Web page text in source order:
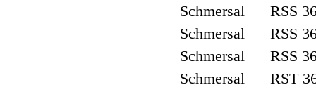
Schmersal RSS
Schmersal RSS
Schmersal RSS
Schmersal RST